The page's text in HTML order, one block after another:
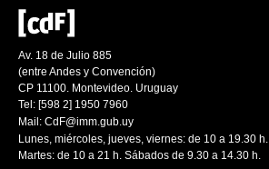
Av. 18 de Julio 885
(entre Andes y Convención)
CP 11100. Montevideo. Uruguay
Tel: [598 2] 1950 7960
Mail: CdF@imm.gub.uy
Lunes, miércoles, jueves, viernes: de 10 a 19.30 h.
Martes: de 10 a 21 h. Sábados de 9.30 a 14.30 h.